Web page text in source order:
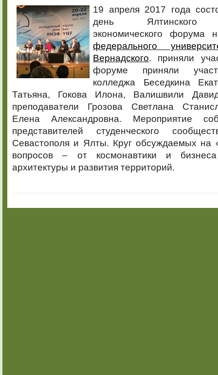
форума
19 апреля 2017 года
день Ялтинского
экономического
федерального
Вернадского. приняли
форуме приняли
колледжа Беседкина
Татьяна, Гокова Илона, Валишвили
преподаватели Грозова Светлана
Елена Александровна. Мероприятие
представителей студенческого
Севастополя и Ялты. Круг обсуждаемых
вопросов – от космонавтики и
архитектуры и развития территорий.